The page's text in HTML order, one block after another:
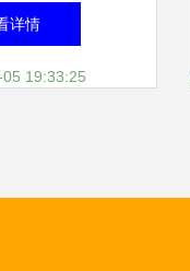
经纪心法
详情
19:33:25